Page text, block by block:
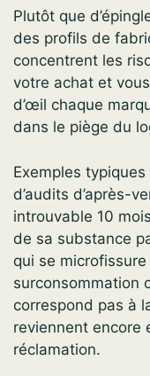
Plutôt que
des profils de
concentrent les
votre achat et
d’œil chaque
dans le piège du
Exemples
d’audits d’après-
introuvable 10
de sa substance
qui se
surconsommation
correspond pas à
reviennent encore
réclamation.